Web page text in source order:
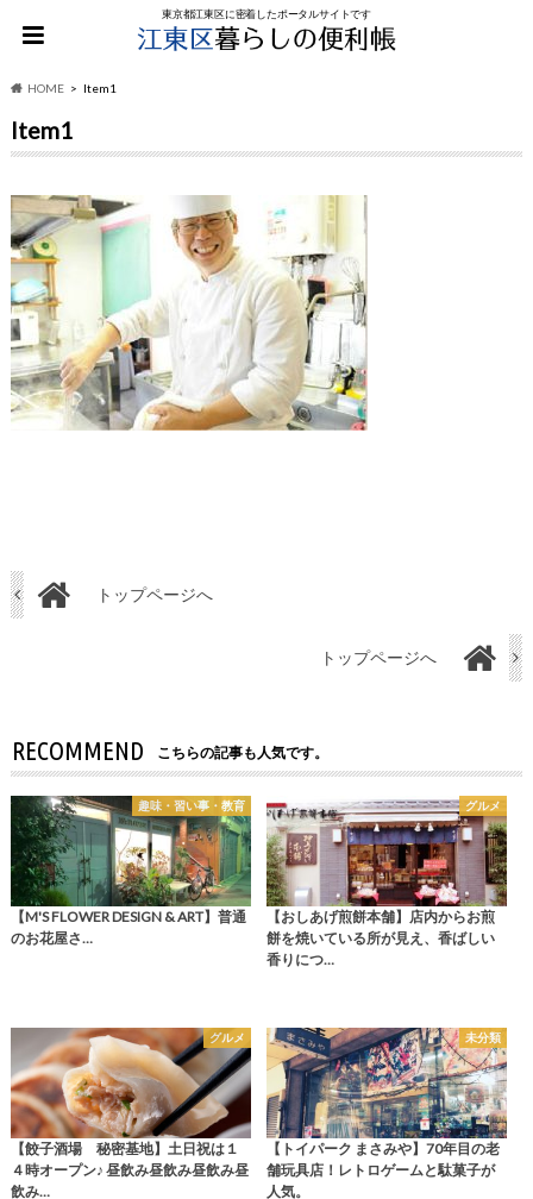
東京都江東区に密着したポータルサイトです
HOME Item1
Item1
トップページへ
トップページへ
RECOMMEND こちらの記事も人気です。
趣味・習い事・教育
【M'S FLOWER DESIGN & ART】普通
のお花屋さ…
グルメ
【おしあげ煎餅本舗】店内からお煎
餅を焼いている所が見え、香ばしい
香りにつ…
グルメ
【餃子酒場 秘密基地】土日祝は１
４時オープン♪ 昼飲み昼飲み昼飲み昼
飲み…
未分類
【トイパーク まさみや】70年目の老
舗玩具店！レトロゲームと駄菓子が
人気。